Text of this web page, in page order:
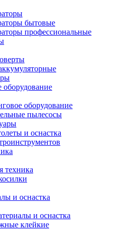
бытовые
профессиональные
оборудование
пылесосы
и оснастка
техника
и оснастка
и оснастка
клейкие